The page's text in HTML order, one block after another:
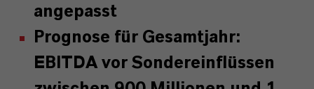
angepasst
Prognose für Gesamtjahr:
EBITDA vor Sondereinflüssen